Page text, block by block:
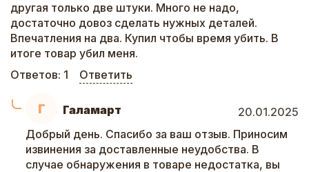
другая только две штуки. Много не надо,
достаточно довоз сделать нужных деталей.
Впечатления на два. Купил чтобы время убить. В
итоге товар убил меня.
Ответов: 1 Ответить
Г Галамарт
20.01.2025
Добрый день. Спасибо за ваш отзыв. Приносим
извинения за доставленные неудобства. В
случае обнаружения в товаре недостатка, вы